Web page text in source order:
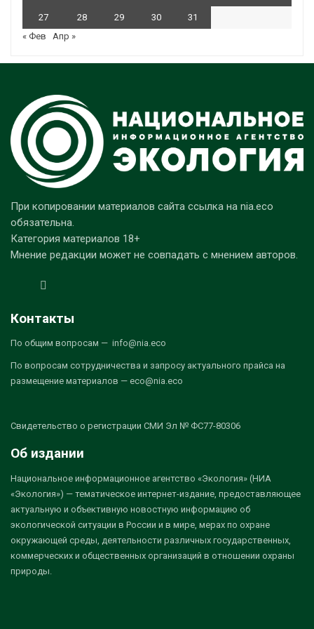
27 28 29 30
31
« Фев
Апр »
При копировании материалов сайта ссылка на nia.eco
обязательна.
Категория материалов 18+
Мнение редакции может не совпадать с мнением авторов.
Контакты
По общим вопросам — info@nia.eco
По вопросам сотрудничества и запросу актуального прайса на
размещение материалов — eco@nia.eco
Свидетельство о регистрации СМИ Эл № ФС77-80306
Об издании
Национальное информационное агентство «Экология» (НИА
«Экология») — тематическое интернет-издание, предоставляющее
актуальную и объективную новостную информацию об
экологической ситуации в России и в мире, мерах по охране
окружающей среды, деятельности различных государственных,
коммерческих и общественных организаций в отношении охраны
природы.